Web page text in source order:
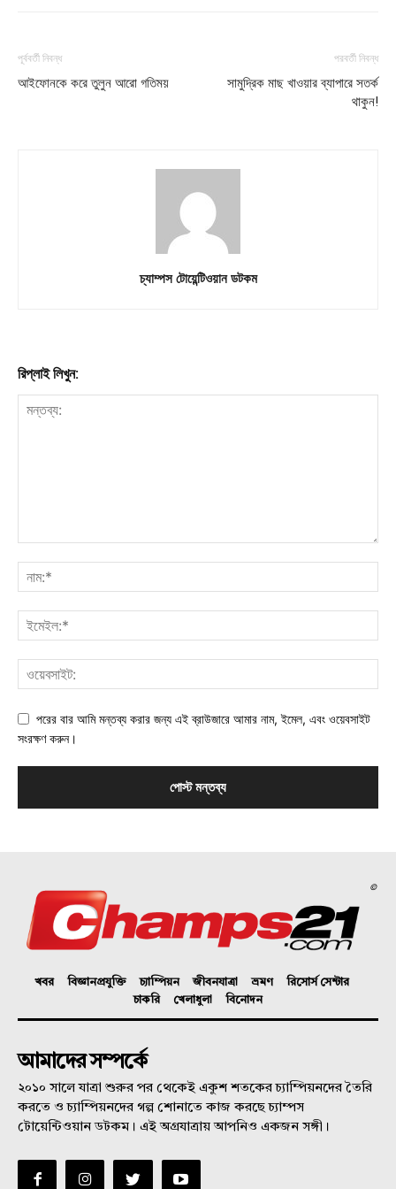
পূর্ববর্তী নিবন্ধ
আইফোনকে করে তুলুন আরো গতিময়
পরবর্তী নিবন্ধ
সামুদ্রিক মাছ খাওয়ার ব্যাপারে সতর্ক
থাকুন!
চ্যাম্পস টোয়েন্টিওয়ান ডটকম
রিপ্লাই লিখুন:
পরের বার আমি মন্তব্য করার জন্য এই ব্রাউজারে আমার নাম, ইমেল, এবং ওয়েবসাইট
সংরক্ষণ করুন।
©
খবর বিজ্ঞানপ্রযুক্তি চ্যাম্পিয়ন জীবনযাত্রা ভ্রমণ
রিসোর্স সেন্টার
চাকরি
খেলাধুলা বিনোদন
আমাদের সম্পর্কে
২০১০ সালে যাত্রা শুরুর পর থেকেই একুশ শতকের চ্যাম্পিয়নদের তৈরি
করতে ও চ্যাম্পিয়নদের গল্প শোনাতে কাজ করছে চ্যাম্পস
টোয়েন্টিওয়ান ডটকম। এই অগ্রযাত্রায় আপনিও একজন সঙ্গী।